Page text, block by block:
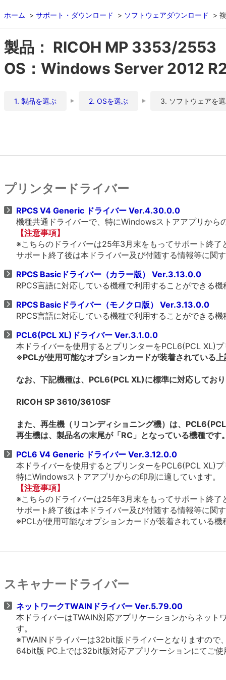
ホーム サポート・ダウンロード ソフトウェアダウンロード
製品： RICOH MP 3353/2553
OS：Windows Server 2012
1. 製品を選ぶ 2. OSを選ぶ 3. ソフトウェアを
プリンタードライバー
RPCS V4 Generic ドライバー Ver.4.30.0.0
機種共通ドライバーで、特にWindowsストアアプリから
【注意事項】
※こちらのドライバーは25年3月末をもってサポート終了
サポート終了後は本ドライバー及び付随する情報等に関
RPCS Basicドライバー（カラー版） Ver.3.13.0.0
RPCS言語に対応している機種で利用することができる
RPCS Basicドライバー（モノクロ版） Ver.3.13.0.0
RPCS言語に対応している機種で利用することができる
PCL6(PCL XL)ドライバー Ver.3.1.0.0
本ドライバーを使用するとプリンターをPCL6(PCL XL)
※PCLが使用可能なオプションカードが装着されている
なお、下記機種は、PCL6(PCL XL)に標準に対応してお
RICOH SP 3610/3610SF
また、再生機（リコンディショニング機）は、
再生機は、製品名の末尾が「RC」となっている機種です
PCL6 V4 Generic ドライバー Ver.3.12.0.0
本ドライバーを使用するとプリンターをPCL6(PCL XL)
特にWindowsストアアプリからの印刷に適しています。
【注意事項】
※こちらのドライバーは25年3月末をもってサポート終了
サポート終了後は本ドライバー及び付随する情報等に関
※PCLが使用可能なオプションカードが装着されている
スキャナードライバー
ネットワークTWAINドライバー Ver.5.79.00
本ドライバーはTWAIN対応アプリケーションからネッ
す。
※TWAINドライバーは32bit版ドライバーとなりますの
64bit版 PC上では32bit版対応アプリケーションにてご使